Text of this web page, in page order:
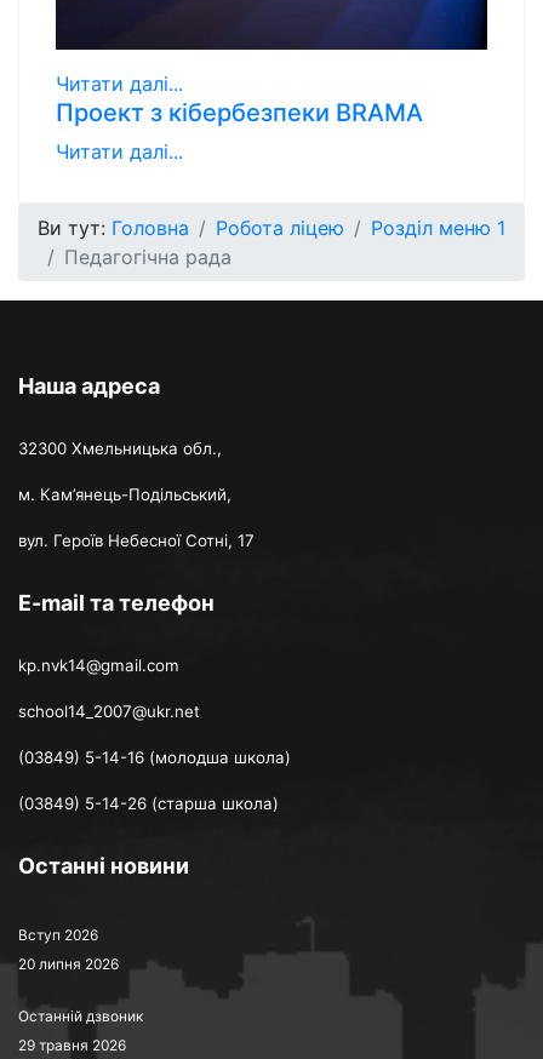
Читати далі...
Проект з кібербезпеки BRAMA
Читати далі...
Ви тут: Головна Робота ліцею
Розділ меню 1
Педагогічна рада
Наша адреса
32300 Хмельницька обл.,
м. Кам’янець-Подільський,
вул. Героїв Небесної Сотні, 17
E-mail та телефон
kp.nvk14@gmail.com
school14_2007@ukr.net
(03849) 5-14-16 (молодша школа)
(03849) 5-14-26 (старша школа)
Останні новини
Вступ 2026
20 липня 2026
Останній дзвоник
29 травня 2026